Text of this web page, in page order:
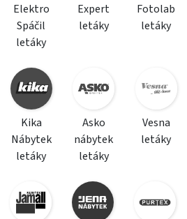
Elektro
Spáčil
letáky
Expert
letáky
Fotolab
letáky
Kika
Nábytek
letáky
Asko
nábytek
letáky
Vesna
letáky